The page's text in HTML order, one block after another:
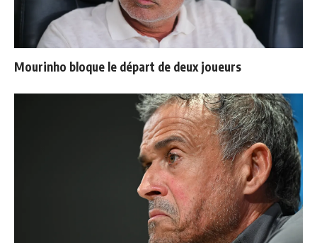
Mourinho bloque le départ de deux joueurs